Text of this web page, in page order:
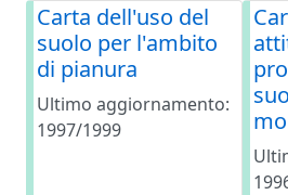
Carta dell'uso del
suolo per l'ambito
di pianura
Ultimo aggiornamento:
1997/1999